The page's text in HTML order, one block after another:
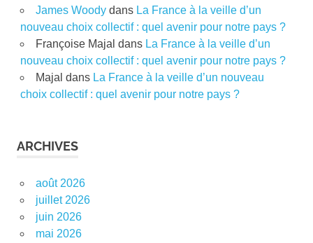
James Woodydans La France à la veille d’un
nouveau choix collectif : quel avenir pour notre pays ?
Françoise Majal dans La France à la veille d’un
nouveau choix collectif : quel avenir pour notre pays ?
Majal dans La France à la veille d’un nouveau
choix collectif : quel avenir pour notre pays ?
ARCHIVES
août 2026
juillet 2026
juin 2026
mai 2026